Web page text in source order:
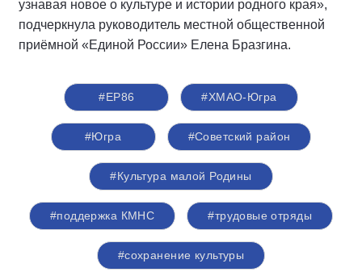
узнавая новое о культуре и истории родного края»,
подчеркнула руководитель местной общественной
приёмной «Единой России» Елена Бразгина.
#ЕР86 #ХМАО-Югра
#Югра #Советский район
#Культура малой Родины
#поддержка КМНС #трудовые отряды
#сохранение культуры